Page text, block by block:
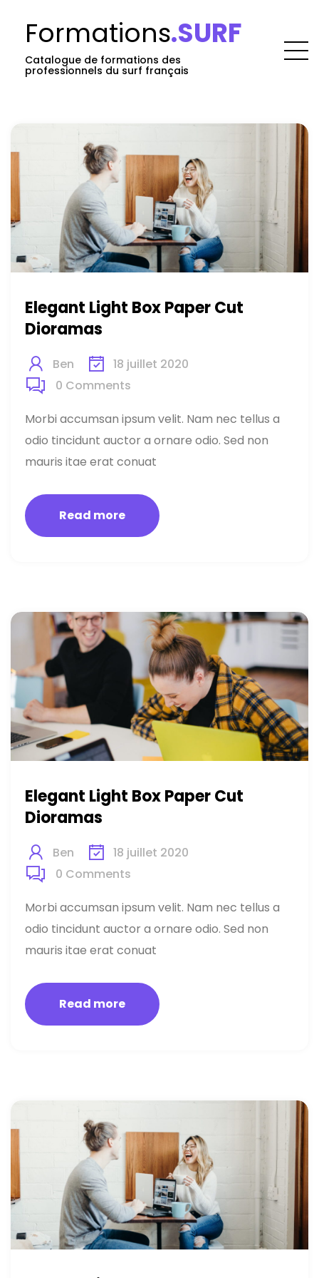
Formations.SURF
Catalogue de formations des
professionnels du surf français
Elegant Light Box Paper Cut
Dioramas
Ben
18 juillet 2020
0 Comments
Morbi accumsan ipsum velit. Nam nec tellus a
odio tincidunt auctor a ornare odio. Sed non
mauris itae erat conuat
Read more
Elegant Light Box Paper Cut
Dioramas
Ben
18 juillet 2020
0 Comments
Morbi accumsan ipsum velit. Nam nec tellus a
odio tincidunt auctor a ornare odio. Sed non
mauris itae erat conuat
Read more